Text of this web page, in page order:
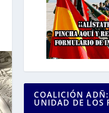
COALICIÓN
UNIDAD DE LOS